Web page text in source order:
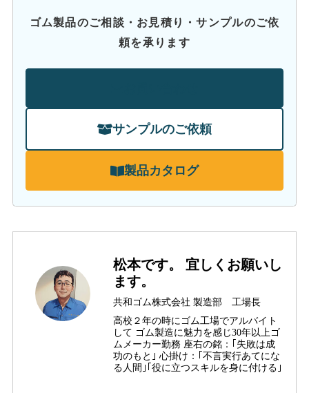
ゴム製品のご相談・お見積り・サンプルのご依
頼を承ります
サンプルのご依頼
製品カタログ
松本です。 宜しくお願いし
ます。
共和ゴム株式会社 製造部 工場長
高校２年の時にゴム工場でアルバイト
して ゴム製造に魅力を感じ30年以上ゴ
ムメーカー勤務 座右の銘：｢失敗は成
功のもと｣ 心掛け：｢不言実行あてにな
る人間｣｢役に立つスキルを身に付ける｣